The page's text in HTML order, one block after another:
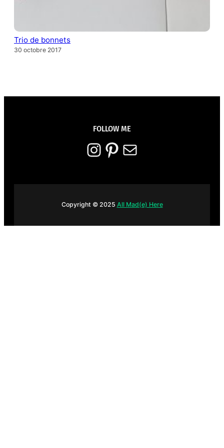
Trio de bonnets
30 octobre 2017
FOLLOW ME
Instagram Pinterest E-mail
Copyright © 2025 All Mad(e) Here